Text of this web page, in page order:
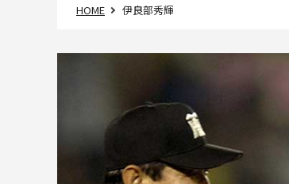
HOME 伊良部秀輝